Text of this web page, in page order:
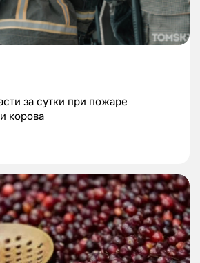
за сутки при пожаре
корова